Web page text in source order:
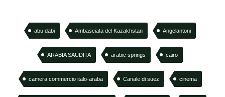
abu dabi Ambasciata del Kazakhstan Angelantoni
ARABIA SAUDITA arabic springs cairo
camera commercio italo-araba Canale di suez cinema